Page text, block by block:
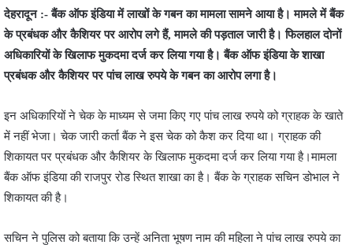
देहरादून :- बैंक ऑफ इंडिया में लाखों के गबन का मामला सामने आया है। मामले में बैंक
के प्रबंधक और कैशियर पर आरोप लगे हैं, मामले की पड़ताल जारी है। फिलहाल दोनों
अधिकारियों के खिलाफ मुकदमा दर्ज कर लिया गया है। बैंक ऑफ इंडिया के शाखा
प्रबंधक और कैशियर पर पांच लाख रुपये के गबन का आरोप लगा है।
इन अधिकारियों ने चेक के माध्यम से जमा किए गए पांच लाख रुपये को ग्राहक के खाते
में नहीं भेजा। चेक जारी कर्ता बैंक ने इस चेक को कैश कर दिया था। ग्राहक की
शिकायत पर प्रबंधक और कैशियर के खिलाफ मुकदमा दर्ज कर लिया गया है।मामला
बैंक ऑफ इंडिया की राजपुर रोड स्थित शाखा का है। बैंक के ग्राहक सचिन डोभाल ने
शिकायत की है।
सचिन ने पुलिस को बताया कि उन्हें अनिता भूषण नाम की महिला ने पांच लाख रुपये का